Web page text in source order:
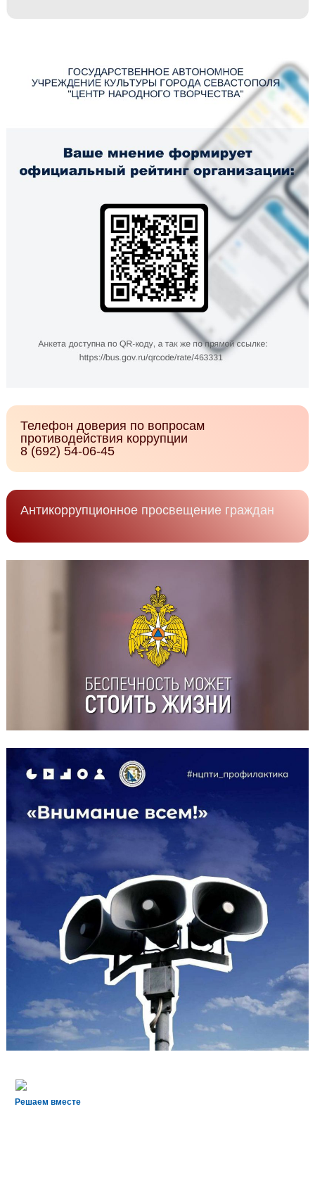
Телефон доверия по вопросам
противодействия коррупции
8 (692) 54-06-45
Антикоррупционное просвещение граждан
Решаем вместе